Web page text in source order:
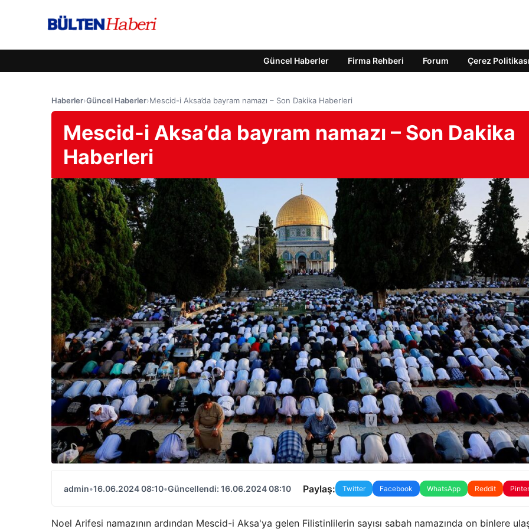
Güncel Haberler Firma Rehberi Forum Çerez Politikası
Haberler›Güncel Haberler›Mescid-i Aksa’da bayram namazı – Son Dakika Haberleri
Mescid-i Aksa’da bayram namazı – Son Dakika
Haberleri
admin•16.06.2024 08:10•Güncellendi: 16.06.2024 08:10 Paylaş: Twitter Facebook WhatsApp Reddit
Noel Arifesi namazının ardından Mescid-i Aksa'ya gelen Filistinlilerin sayısı sabah namazında on binlere